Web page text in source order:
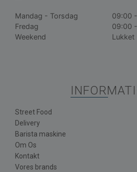
Mandag - Torsdag
09:00
Fredag
09:00
Weekend
Lukket
Street Food
Delivery
Barista maskine
Om Os
Kontakt
Vores brands